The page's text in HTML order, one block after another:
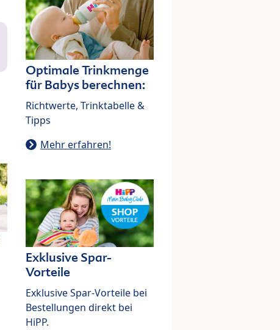
Optimale Trinkmenge
für Babys berechnen:
Richtwerte, Trinktabelle &
Tipps
Mehr erfahren!
Exklusive Spar-
Vorteile
Exklusive Spar-Vorteile bei
Bestellungen direkt bei
HiPP.